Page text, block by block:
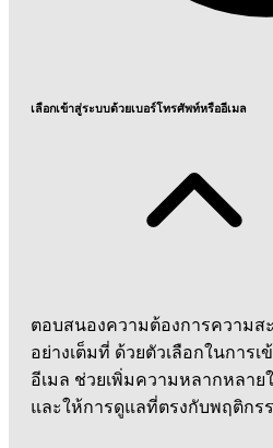
เลือกเข้าสู่ระบบด้วยเบอร์โทรศัพท์หรืออีเมล
ตอบสนองความต้องการความ
อย่างเต็มที่ ด้วยตัวเลือกในการ
อีเมล ช่วยเพิ่มความหลากหลา
และให้การดูแลที่ตรงกับพฤติกร